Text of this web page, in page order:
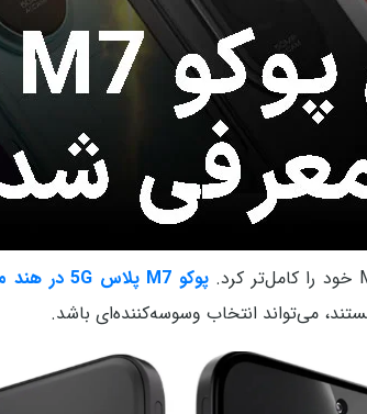
پوکو M7 پلاس 5G در هند معرفی شده
می‌تواند انتخاب وسوسه‌کننده‌ای باشد.